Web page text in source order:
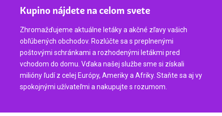
Kupino nájdete na celom svete
Zhromažďujeme aktuálne letáky a akčné zľavy vašich
obľúbených obchodov. Rozlúčte sa s preplnenými
poštovými schránkami a rozhodenými letákmi pred
vchodom do domu. Vďaka našej službe sme si získali
milióny ľudí z celej Európy, Ameriky a Afriky. Staňte sa aj vy
spokojnými užívateľmi a nakupujte s rozumom.